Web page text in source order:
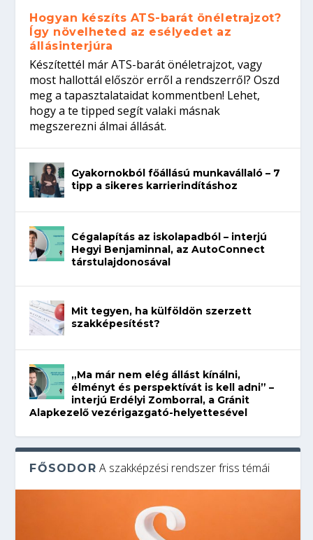
Hogyan készíts ATS-barát önéletrajzot?
Így növelheted az esélyedet az
állásinterjúra
Készítettél már ATS-barát önéletrajzot, vagy
most hallottál először erről a rendszerről? Oszd
meg a tapasztalataidat kommentben! Lehet,
hogy a te tipped segít valaki másnak
megszerezni álmai állását.
Gyakornokból főállású munkavállaló – 7
tipp a sikeres karrierindításhoz
Cégalapítás az iskolapadból – interjú
Hegyi Benjaminnal, az AutoConnect
társtulajdonosával
Mit tegyen, ha külföldön szerzett
szakképesítést?
„Ma már nem elég állást kínálni,
élményt és perspektívát is kell adni” –
interjú Erdélyi Zomborral, a Gránit
Alapkezelő vezérigazgató-helyettesével
FŐSODOR A szakképzési rendszer friss témái